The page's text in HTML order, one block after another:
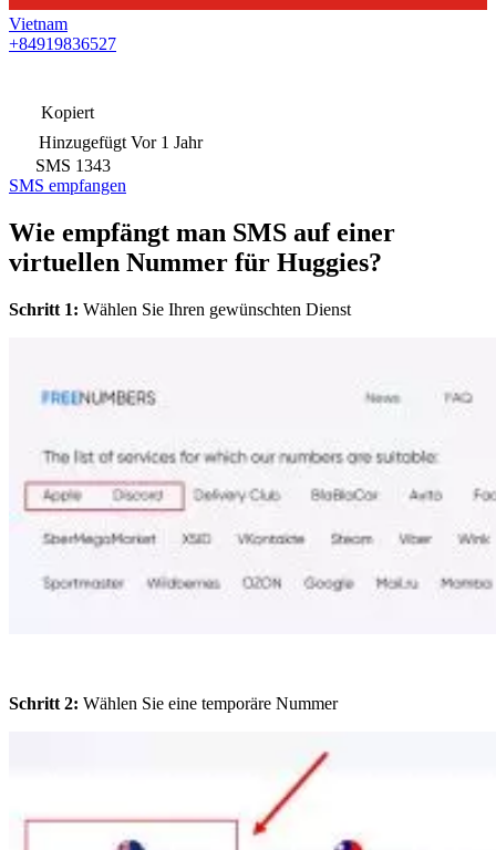
Vietnam
+84919836527
Kopiert
Hinzugefügt Vor 1 Jahr
SMS 1343
SMS empfangen
Wie empfängt man SMS auf einer
virtuellen Nummer für Huggies?
Schritt 1: Wählen Sie Ihren gewünschten Dienst
Schritt 2: Wählen Sie eine temporäre Nummer